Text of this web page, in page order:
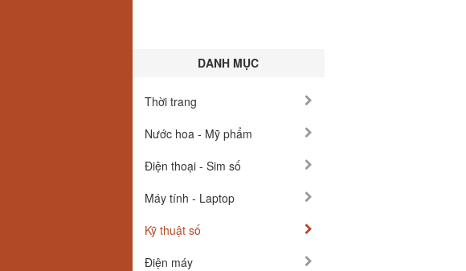
DANH MỤC
Thời trang
Nước hoa - Mỹ phẩm
Điện thoại - Sim số
Máy tính - Laptop
Kỹ thuật số
Điện máy